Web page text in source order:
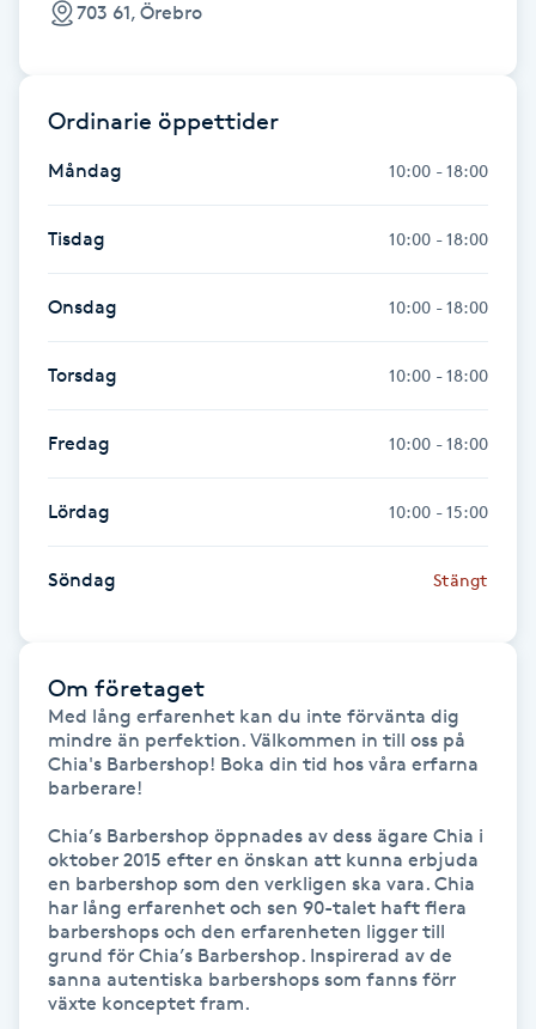
Gravidmassage
Gravidyoga
Gruppträning
Gua Sha-massage
Hatha Yoga
Headspa
Healing
HIFU
Hollywood Peel
Hot yoga
Hudföryngring
Huduppstramning
703 61, Örebro
Ordinarie öppettider
Måndag 10:00 - 18:00
Tisdag 10:00 - 18:00
Onsdag 10:00 - 18:00
Torsdag 10:00 - 18:00
Fredag 10:00 - 18:00
Lördag 10:00 - 15:00
Söndag Stängt
Om företaget
Med lång erfarenhet kan du inte förvänta dig
mindre än perfektion. Välkommen in till oss på
Chia's Barbershop! Boka din tid hos våra erfarna
barberare!
Chia’s Barbershop öppnades av dess ägare Chia i
oktober 2015 efter en önskan att kunna erbjuda
en barbershop som den verkligen ska vara. Chia
har lång erfarenhet och sen 90-talet haft flera
barbershops och den erfarenheten ligger till
grund för Chia’s Barbershop. Inspirerad av de
sanna autentiska barbershops som fanns förr
växte konceptet fram.